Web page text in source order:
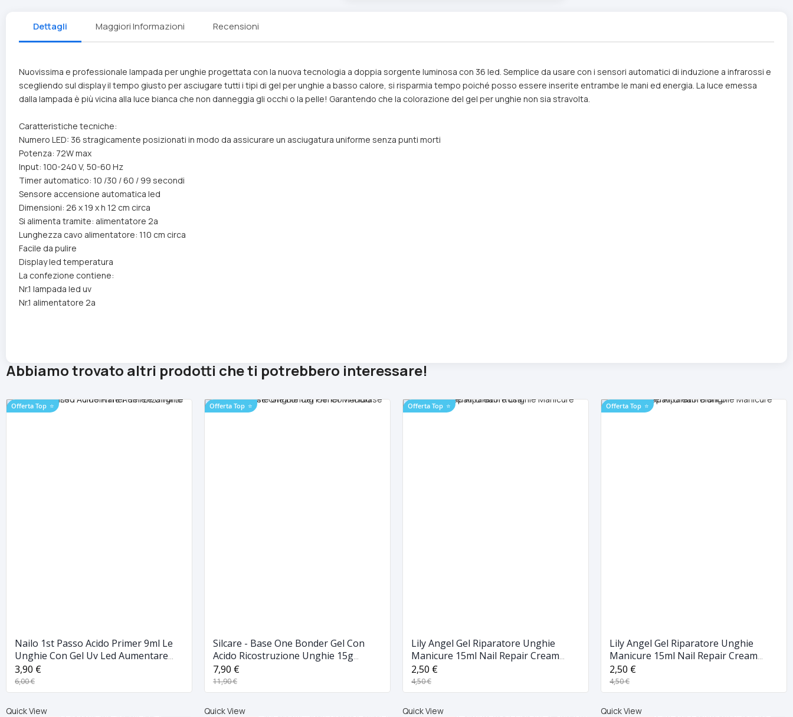
Dettagli Maggiori Informazioni Recensioni
Nuovissima e professionale lampada per unghie progettata con la nuova tecnologia a doppia sorgente luminosa con 36 led. Semplice da usare con i sensori automatici di induzione a infrarossi e
scegliendo sul display il tempo giusto per asciugare tutti i tipi di gel per unghie a basso calore, si risparmia tempo poiché posso essere inserite entrambe le mani ed energia. La luce emessa
dalla lampada è più vicina alla luce bianca che non danneggia gli occhi o la pelle! Garantendo che la colorazione del gel per unghie non sia stravolta.
Caratteristiche tecniche:
Numero LED: 36 stragicamente posizionati in modo da assicurare un asciugatura uniforme senza punti morti
Potenza: 72W max
Input: 100-240 V, 50-60 Hz
Timer automatico: 10 /30 / 60 / 99 secondi
Sensore accensione automatica led
Dimensioni: 26 x 19 x h 12 cm circa
Si alimenta tramite: alimentatore 2a
Lunghezza cavo alimentatore: 110 cm circa
Facile da pulire
Display led temperatura
La confezione contiene:
Nr.1 lampada led uv
Nr.1 alimentatore 2a
Abbiamo trovato altri prodotti che ti potrebbero interessare!
Offerta Top ⭐
Nailo 1st Passo Acido Primer 9ml Le
Unghie Con Gel Uv Led Aumentare
Aderenza Forte Silcare
3,90 €
6,00 €
Quick View
Offerta Top ⭐
Silcare - Base One Bonder Gel Con
Acido Ricostruzione Unghie 15g
Primer Monofase
7,90 €
11,90 €
Quick View
Offerta Top ⭐
Lily Angel Gel Riparatore Unghie
Manicure 15ml Nail Repair Cream
Rosa
2,50 €
4,50 €
Quick View
Offerta Top ⭐
Lily Angel Gel Riparatore Unghie
Manicure 15ml Nail Repair Cream
Bianco
2,50 €
4,50 €
Quick View